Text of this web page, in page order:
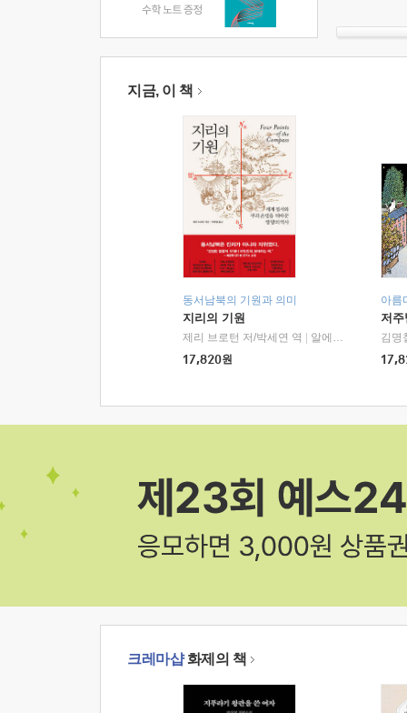
지금, 이 책
동서남북의 기원과 의미
지리의 기원
제리 브로턴 저/박세연 역
알에이치코리아(RHK)
17,820원
아름
저
김명
크레마샵화제의 책